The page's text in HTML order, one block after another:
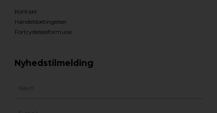
Kontakt
Handelsbetingelser
Fortrydelsesformular
Nyhedstilmelding